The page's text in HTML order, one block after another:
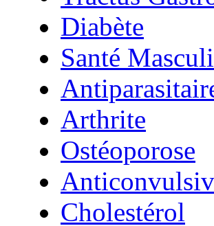
Diabète
Santé
Arthrite
Ostéoporose
Cholestérol